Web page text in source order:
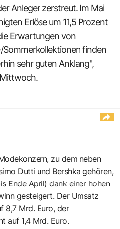
Anleger zerstreut. Im Mai
Erlöse um 11,5 Prozent
Erwartungen von
Sommerkollektionen finden
sehr guten Anklang",
zu dem neben
Dutti und Bershka gehören,
Ende April) dank einer hohen
gesteigert. Der Umsatz
8,7 Mrd. Euro, der
auf 1,4 Mrd. Euro.